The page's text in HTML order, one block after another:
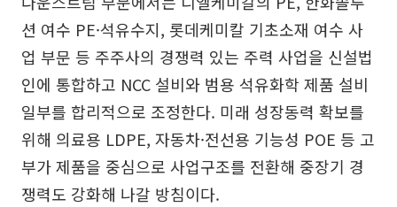
션 여수 PE·석유수지, 롯데케미칼 기초소재 여수 사
업 부문 등 주주사의 경쟁력 있는 주력 사업을 신설법
인에 통합하고 NCC 설비와 범용 석유화학 제품 설비
일부를 합리적으로 조정한다. 미래 성장동력 확보를
위해 의료용 LDPE, 자동차·전선용 기능성 POE 등 고
부가 제품을 중심으로 사업구조를 전환해 중장기 경
쟁력도 강화해 나갈 방침이다.